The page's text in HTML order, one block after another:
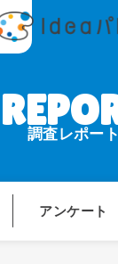
調査レポート
アンケート